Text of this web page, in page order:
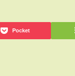
Pocket